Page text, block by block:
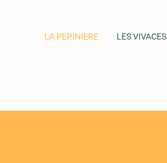
LA PEPINIERE LES VIVACES